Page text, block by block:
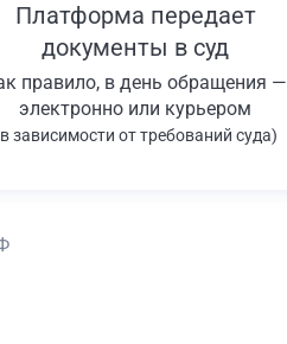
Платформа передает
документы в суд
правило, в день обращения —
электронно или курьером
зависимости от требований суда)